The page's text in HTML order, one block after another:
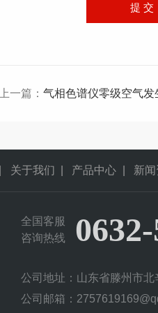
一篇： 气相色谱仪零级空气发
关于我们 产品中心 新
全国客服
咨询热线
公司地址：山东省滕州市
公司邮箱：